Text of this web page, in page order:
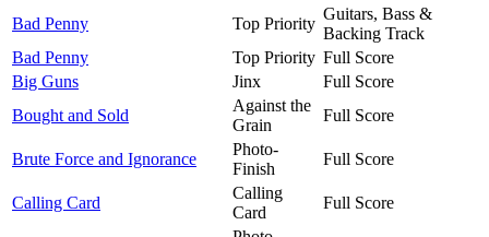
Bad Penny
Top Priority
Guitars, Bass &
Backing Track
Bad Penny
Top Priority Full Score
Big Guns
Jinx
Full Score
Bought and Sold
Against the
Grain
Full Score
Brute Force and Ignorance
Photo-
Finish
Full Score
Calling Card
Calling
Card
Full Score